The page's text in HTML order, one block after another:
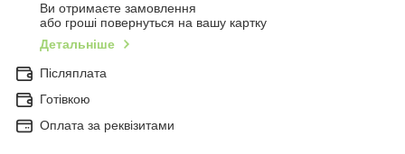
Ви отримаєте замовлення
або гроші повернуться на вашу картку
Детальніше
Післяплата
Готівкою
Оплата за реквізитами